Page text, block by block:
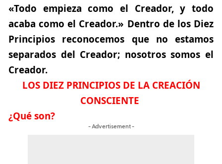
«Todo empieza como el Creador, y todo
acaba como el Creador.» Dentro de los Diez
Principios reconocemos que no estamos
separados del Creador; nosotros somos el
Creador.
LOS DIEZ PRINCIPIOS DE LA CREACIÓN
CONSCIENTE
¿Qué son?
- Advertisement -